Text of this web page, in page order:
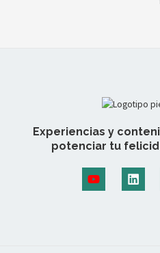
Experiencias y
potenciar tu